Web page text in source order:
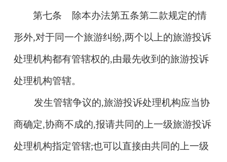
第七条 除本办法第五条第二款规定的情
形外,对于同一个旅游纠纷,两个以上的旅游投诉
处理机构都有管辖权的,由最先收到的旅游投诉
处理机构管辖。
发生管辖争议的,旅游投诉处理机构应当协
商确定,协商不成的,报请共同的上一级旅游投诉
处理机构指定管辖;也可以直接由共同的上一级